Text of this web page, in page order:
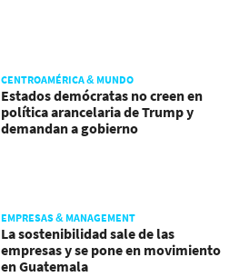
CENTROAMÉRICA & MUNDO
Estados demócratas no creen en
política arancelaria de Trump y
demandan a gobierno
EMPRESAS & MANAGEMENT
La sostenibilidad sale de las
empresas y se pone en movimiento
en Guatemala